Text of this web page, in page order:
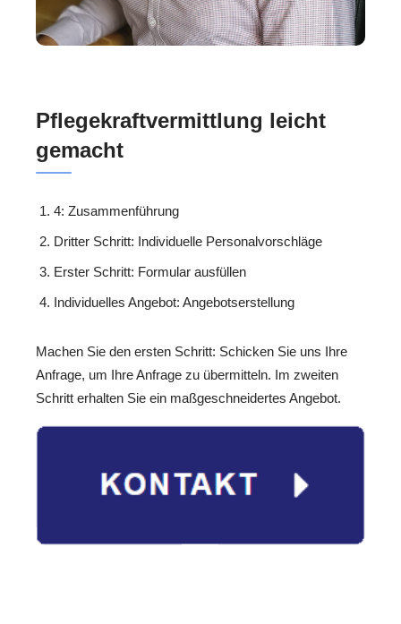
Pflegekraftvermittlung leicht
gemacht
4: Zusammenführung
Dritter Schritt: Individuelle Personalvorschläge
Erster Schritt: Formular ausfüllen
Individuelles Angebot: Angebotserstellung
Machen Sie den ersten Schritt: Schicken Sie uns Ihre
Anfrage, um Ihre Anfrage zu übermitteln. Im zweiten
Schritt erhalten Sie ein maßgeschneidertes Angebot.